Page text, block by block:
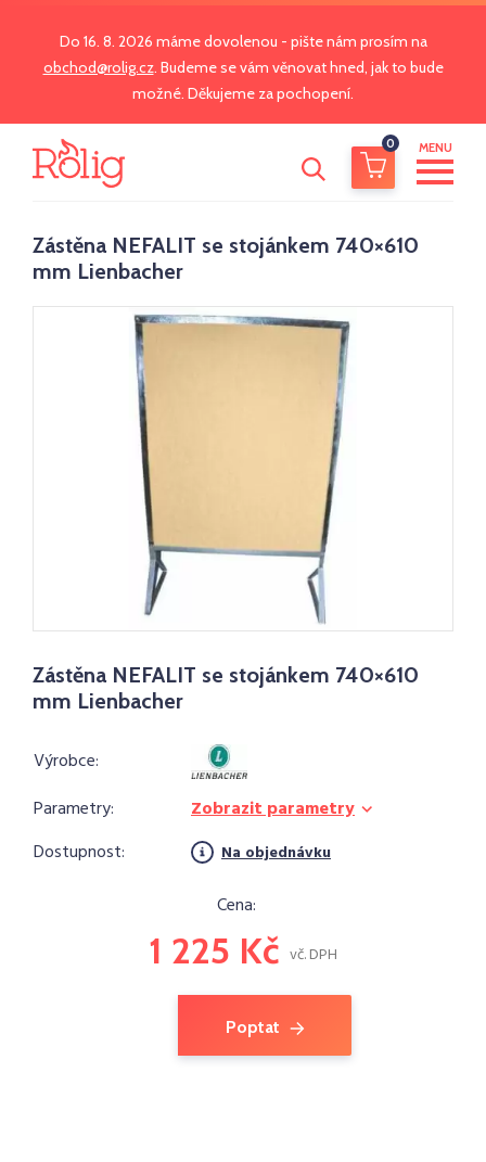
Do 16. 8. 2026 máme dovolenou - pište nám prosím na
obchod@rolig.cz. Budeme se vám věnovat hned, jak to bude
možné. Děkujeme za pochopení.
0 MENU
Zástěna NEFALIT se stojánkem 740×610
mm Lienbacher
Zástěna NEFALIT se stojánkem 740×610
mm Lienbacher
Výrobce:
Parametry:
Zobrazit parametry
Dostupnost:
Na objednávku
Cena:
1 225 Kč vč. DPH
Poptat